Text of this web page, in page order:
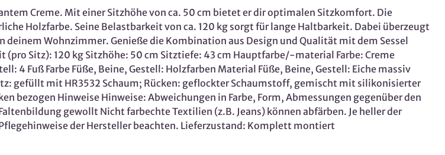
Creme. Mit einer Sitzhöhe von ca. 50 cm bietet er dir optimalen Sitzkomfort. Die
Holzfarbe. Seine Belastbarkeit von ca. 120 kg sorgt für lange Haltbarkeit. Dabei überzeugt
Wohnzimmer. Genieße die Kombination aus Design und Qualität mit dem Sessel
Sitz): 120 kg Sitzhöhe: 50 cm Sitztiefe: 43 cm Hauptfarbe/-material Farbe: Creme
4 Fuß Farbe Füße, Beine, Gestell: Holzfarben Material Füße, Beine, Gestell: Eiche massiv
gefüllt mit HR3532 Schaum; Rücken: geflockter Schaumstoff, gemischt mit silikonisierter
bezogen Hinweise Hinweise: Abweichungen in Farbe, Form, Abmessungen gegenüber den
gewollt Nicht farbechte Textilien (z.B. Jeans) können abfärben. Je heller der
der Hersteller beachten. Lieferzustand: Komplett montiert